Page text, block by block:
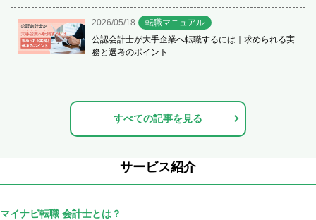
2026/05/18
転職マニュアル
公認会計士が大手企業へ転職するには｜求められる実
務と選考のポイント
すべての記事を見る
サービス紹介
マイナビ転職 会計士とは？